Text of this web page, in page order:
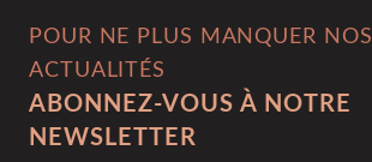
POUR NE PLUS MANQUER NOS
ACTUALITÉS
ABONNEZ-VOUS À NOTRE
NEWSLETTER